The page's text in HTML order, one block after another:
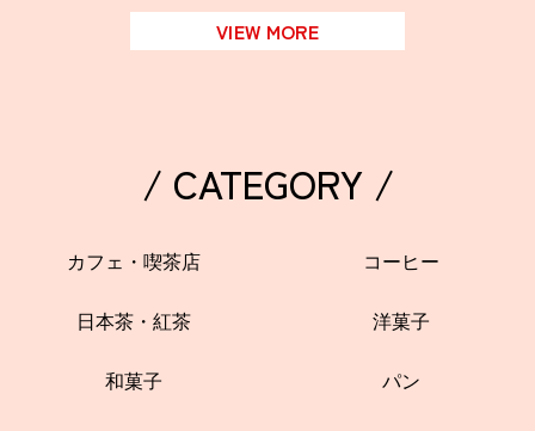
VIEW MORE
/ CATEGORY /
カフェ・喫茶店 コーヒー
日本茶・紅茶 洋菓子
和菓子 パン